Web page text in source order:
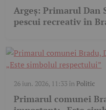
Argeş: Primarul Dan
pescui recreativ în
26 iun. 2026, 11:33în Politic
Primarul comunei